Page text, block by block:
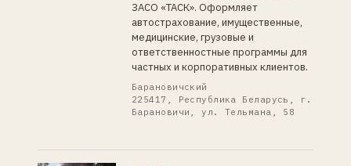
ЗАСО «ТАСК». Оформляет
автострахование, имущественные,
медицинские, грузовые и
ответственностные программы для
частных и корпоративных клиентов.
Барановичский
225417, Республика Беларусь, г.
Барановичи, ул. Тельмана, 58